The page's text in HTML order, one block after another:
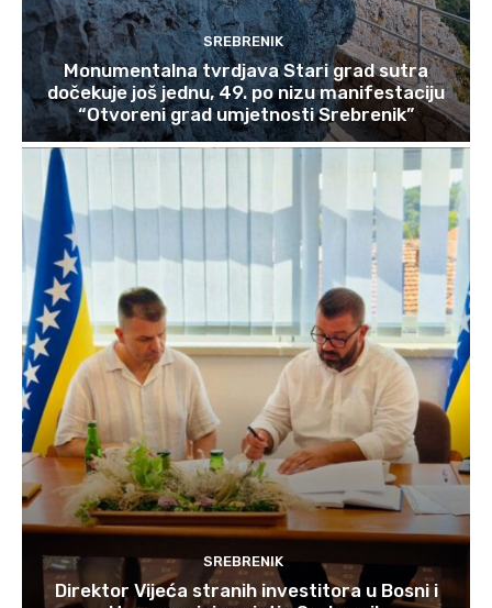
SREBRENIK
Monumentalna tvrdjava Stari grad sutra
dočekuje još jednu, 49. po nizu manifestaciju
“Otvoreni grad umjetnosti Srebrenik”
SREBRENIK
Direktor Vijeća stranih investitora u Bosni i